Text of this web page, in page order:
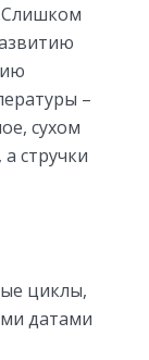
Слишком
–
сухом
стручки
циклы,
датами